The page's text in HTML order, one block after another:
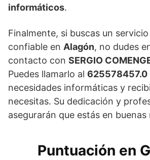
informáticos.
Finalmente, si buscas un
confiable en Alagón, no dudes
contacto con SERGIO
Puedes llamarlo al 625578457.0
necesidades informáticas y
necesitas. Su dedicación y
asegurarán que estás en buenas
Puntuación en